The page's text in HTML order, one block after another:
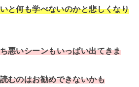
と何も学べないのかと悲しくなり
悪いシーンもいっぱい出てきま
むのはお勧めできないかも